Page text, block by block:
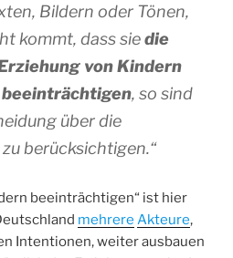
Bildern oder Tönen,
kommt, dass siedie
von Kindern
beeinträchtigen, so sind
über die
berücksichtigen.“
beeinträchtigen“ ist hier
mehrere Akteure,
Intentionen, weiter ausbauen